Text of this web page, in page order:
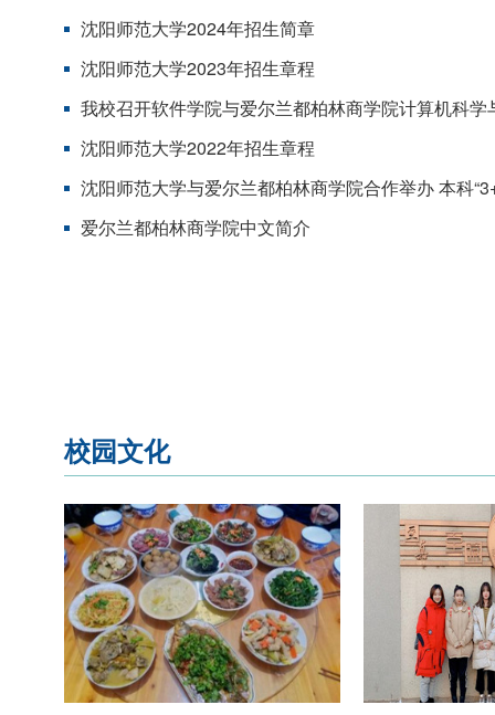
沈阳师范大学2024年招生简章
沈阳师范大学2023年招生章程
我校召开软件学院与爱尔兰都柏林商学院计算机科
沈阳师范大学2022年招生章程
沈阳师范大学与爱尔兰都柏林商学院合作举办 本科
爱尔兰都柏林商学院中文简介
校园文化